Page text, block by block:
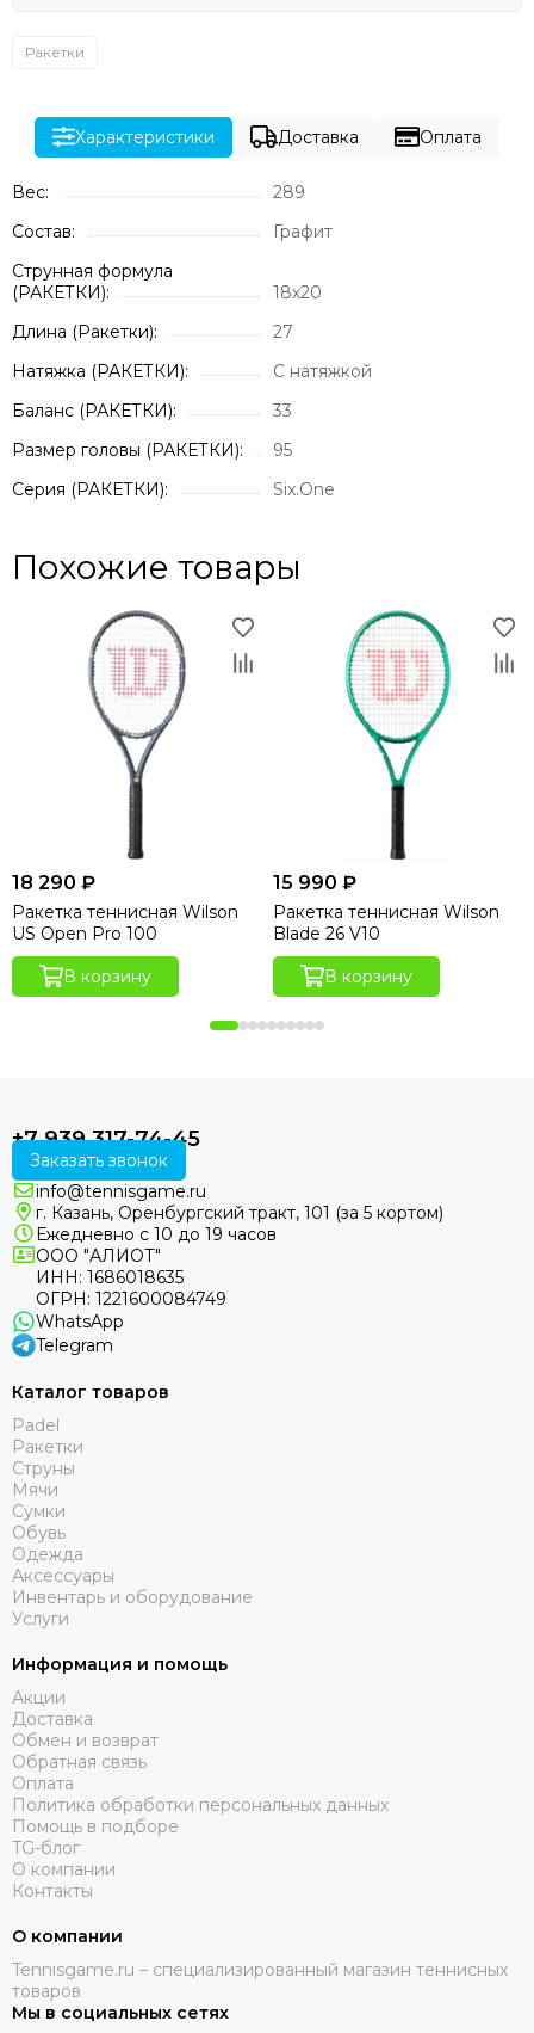
Ракетки
Характеристики Доставка Оплата
Вес:
289
Состав:
Графит
Струнная формула
(РАКЕТКИ):
18х20
Длина (Ракетки):
27
Натяжка (РАКЕТКИ):
С натяжкой
Баланс (РАКЕТКИ):
33
Размер головы (РАКЕТКИ):
95
Серия (РАКЕТКИ):
Six.One
Похожие товары
18 290 ₽
Ракетка теннисная Wilson
US Open Pro 100
В корзину
15 990 ₽
Ракетка теннисная Wilson
Blade 26 V10
В корзину
+7 939 317-74-45
Заказать звонок
info@tennisgame.ru
г. Казань, Оренбургский тракт, 101 (за 5 кортом)
Ежедневно с 10 до 19 часов
ООО "АЛИОТ"
ИНН: 1686018635
ОГРН: 1221600084749
WhatsApp
Telegram
Каталог товаров
Padel
Ракетки
Струны
Мячи
Сумки
Обувь
Одежда
Аксессуары
Инвентарь и оборудование
Услуги
Информация и помощь
Акции
Доставка
Обмен и возврат
Обратная связь
Оплата
Политика обработки персональных данных
Помощь в подборе
TG-блог
О компании
Контакты
О компании
Tennisgame.ru – специализированный магазин теннисных
товаров
Мы в социальных сетях